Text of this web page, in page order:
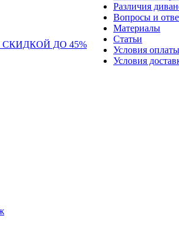
ДО 45%
Различия
Вопросы и
Материалы
Статьи
Условия оплаты
Условия